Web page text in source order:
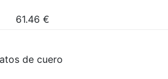
61.46 €
de cuero